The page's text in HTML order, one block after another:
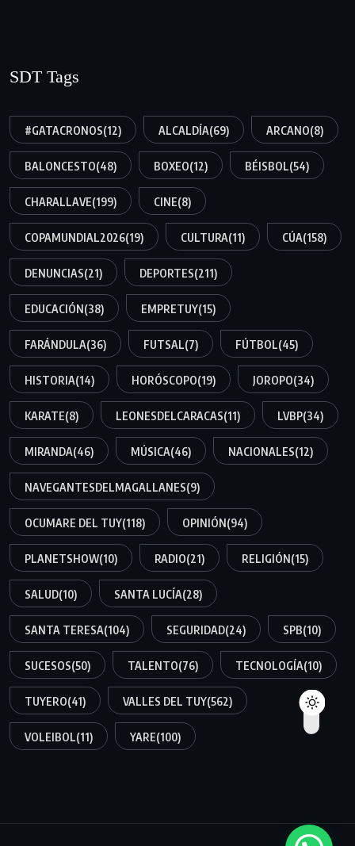
SDT Tags
#GATACRONOS(12) ALCALDÍA(69) ARCANO(8)
BALONCESTO(48) BOXEO(12) BÉISBOL(54)
CHARALLAVE(199) CINE(8)
COPAMUNDIAL2026(19) CULTURA(11) CÚA(158)
DENUNCIAS(21) DEPORTES(211)
EDUCACIÓN(38) EMPRETUY(15)
FARÁNDULA(36) FUTSAL(7) FÚTBOL(45)
HISTORIA(14) HORÓSCOPO(19) JOROPO(34)
KARATE(8) LEONESDELCARACAS(11) LVBP(34)
MIRANDA(46) MÚSICA(46) NACIONALES(12)
NAVEGANTESDELMAGALLANES(9)
OCUMARE DEL TUY(118) OPINIÓN(94)
PLANETSHOW(10) RADIO(21) RELIGIÓN(15)
SALUD(10) SANTA LUCÍA(28)
SANTA TERESA(104) SEGURIDAD(24) SPB(10)
SUCESOS(50) TALENTO(76) TECNOLOGÍA(10)
TUYERO(41) VALLES DEL TUY(562)
VOLEIBOL(11) YARE(100)